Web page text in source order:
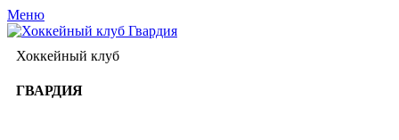
Меню
Хоккейный клуб
ГВАРДИЯ